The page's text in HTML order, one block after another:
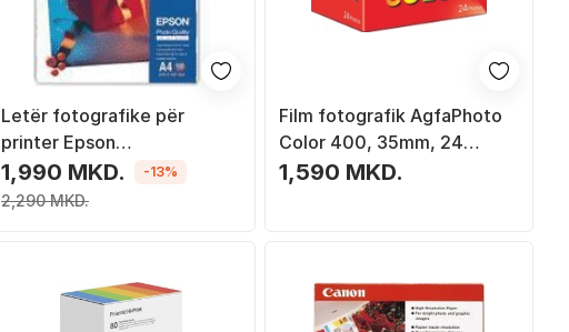
Letër fotografike për
printer Epson
(C13S041061), A4, 105
g/m2, 100 copë
1,990 MKD.
2,290 MKD.
-13%
Film fotografik AgfaPhoto
Color 400, 35mm, 24
ekspozime
1,590 MKD.